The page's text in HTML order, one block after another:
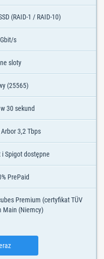
(RAID-1 / RAID-10)
s
sloty
(25565)
30 sekund
3,2 Tbps
Spigot dostępne
PrePaid
Premium (certyfikat TÜV
Main (Niemcy)